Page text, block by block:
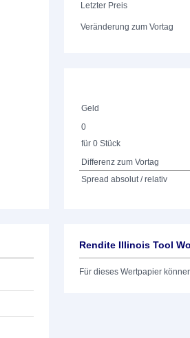
Letzter Preis
Veränderung zum Vortag
Geld
0
für 0 Stück
Differenz zum Vortag
Spread absolut / relativ
Rendite Illinois Tool
Für dieses Wertpapier